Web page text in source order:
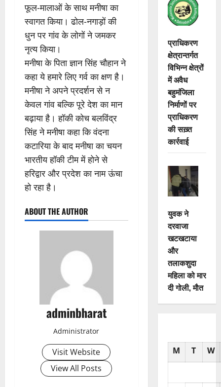
फूल-मालाओं के साथ मनीषा का
स्वागत किया। ढोल-नगाड़ों की
धुन पर गांव के लोगों ने जमकर
नृत्य किया।
मनीषा के पिता ज्ञान सिंह चौहान ने
कहा ये हमारे लिए गर्व का क्षण है।
मनीषा ने अपने प्रदर्शन से न
केवल गांव बल्कि पूरे देश का मान
बढ़ाया है। हॉकी कोच बलविंद्र
सिंह ने मनीषा कहा कि वंदना
कटारिया के बाद मनीषा का चयन
भारतीय हॉकी टीम में होने से
हरिद्वार और प्रदेश का नाम ऊंचा
हो रहा है।
ABOUT THE AUTHOR
adminbharat
Administrator
Visit Website
View All Posts
प्राधिकरण
क्षेत्रान्तर्गत
विभिन्न क्षेत्रों
में अवैध
बहुमंजिला
निर्माणों पर
प्राधिकरण
की सख़्त
कार्रवाई
युवक ने
दरवाजा
खटखटाया
और
तलाकशुदा
महिला को मार
दी गोली, माैत
M T W